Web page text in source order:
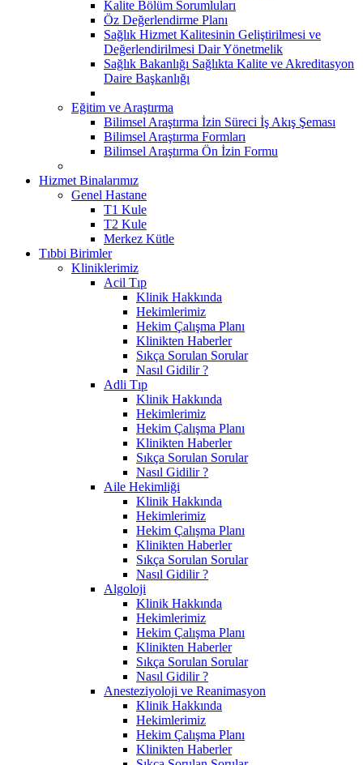
Kalite Bölüm Sorumluları
Öz Değerlendirme Planı
Sağlık Hizmet Kalitesinin Geliştirilmesi ve
Değerlendirilmesi Dair Yönetmelik
Sağlık Bakanlığı Sağlıkta Kalite ve Akreditasyon
Daire Başkanlığı
Eğitim ve Araştırma
Bilimsel Araştırma İzin Süreci İş Akış Şeması
Bilimsel Araştırma Formları
Bilimsel Araştırma Ön İzin Formu
Hizmet Binalarımız
Genel Hastane
T1 Kule
T2 Kule
Merkez Kütle
Tıbbi Birimler
Kliniklerimiz
Acil Tıp
Klinik Hakkında
Hekimlerimiz
Hekim Çalışma Planı
Klinikten Haberler
Sıkça Sorulan Sorular
Nasıl Gidilir ?
Adli Tıp
Klinik Hakkında
Hekimlerimiz
Hekim Çalışma Planı
Klinikten Haberler
Sıkça Sorulan Sorular
Nasıl Gidilir ?
Aile Hekimliği
Klinik Hakkında
Hekimlerimiz
Hekim Çalışma Planı
Klinikten Haberler
Sıkça Sorulan Sorular
Nasıl Gidilir ?
Algoloji
Klinik Hakkında
Hekimlerimiz
Hekim Çalışma Planı
Klinikten Haberler
Sıkça Sorulan Sorular
Nasıl Gidilir ?
Anesteziyoloji ve Reanimasyon
Klinik Hakkında
Hekimlerimiz
Hekim Çalışma Planı
Klinikten Haberler